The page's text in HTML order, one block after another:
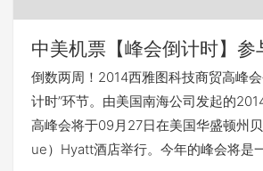
中美机票【峰会倒计时】参
商贸高峰会，赢取中美往返
倒数两周！2014西雅图科技商贸高峰
计时”环节。由美国南海公司发起的
高峰会将于09月27日在美国华盛顿州
ue）Hyatt酒店举行。今年的峰会将是